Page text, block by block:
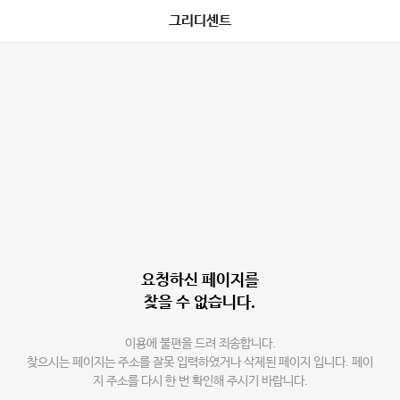
그리디센트
요청하신 페이지를
찾을 수 없습니다.
이용에 불편을 드려 죄송합니다.
찾으시는 페이지는 주소를 잘못 입력하였거나 삭제된 페이지 입니다. 페이
지 주소를 다시 한 번 확인해 주시기 바랍니다.